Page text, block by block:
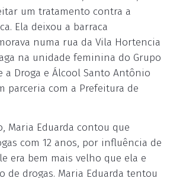
um tratamento contra a
Ela deixou a barraca
numa rua da Vila Hortencia
na unidade feminina do Grupo
a Droga e Álcool Santo Antônio
parceria com a Prefeitura de
Maria Eduarda contou que
com 12 anos, por influência de
era bem mais velho que ela e
de drogas. Maria Eduarda tentou